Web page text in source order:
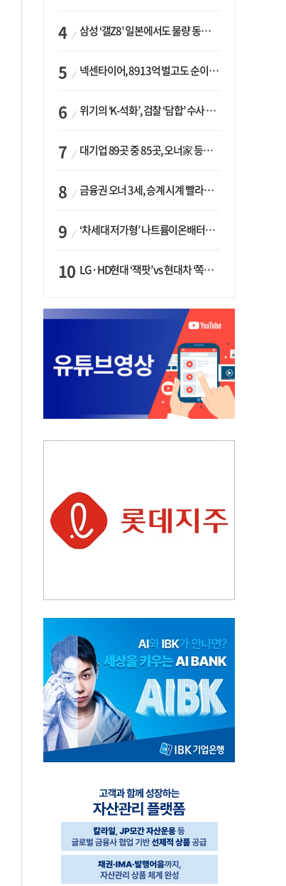
삼성 ‘갤Z8’ 일본에서도 물량 동났다…애플 참전 앞두고 선두 수성 ‘시험대’
넥센타이어, 8913억 벌고도 순이익 2억…유럽 세부담에 이익 증발
위기의 ‘K-석화’, 검찰 ‘담합’ 수사 착수…“LG·한화·롯데 등 7개 업체, 8개 제품 가격 담합”
대기업 89곳 중 85곳, 오너家 등기임원 겸직…BS 46곳·SM 45곳 ‘족벌경영’ 고착화
금융권 오너 3세, 승계 시계 빨라지나…한국투자 ‘속도’·미래에셋·메리츠는 ‘거리두기’
‘차세대 저가형’ 나트륨이온배터리 시대 오나…LG화학·에코프로, 상용화 속도낸다
LG·HD현대 ‘잭팟’ vs 현대차 ‘쪽박’…글로벌 사모펀드, 韓 대기업 투자 ‘희비’